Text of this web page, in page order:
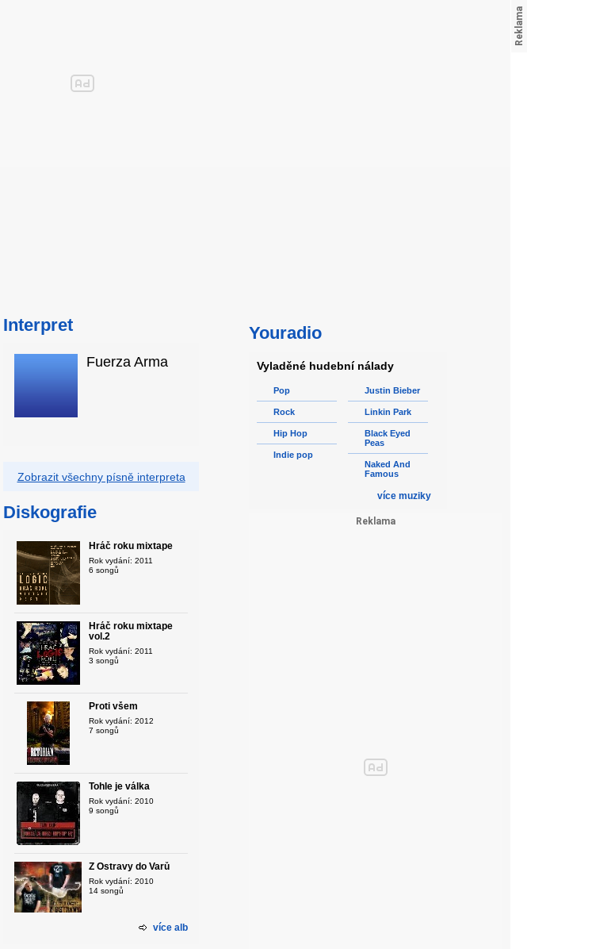
Interpret
Fuerza Arma
Zobrazit všechny písně interpreta
Diskografie
Hráč roku mixtape
Rok vydání: 2011
6 songů
Hráč roku mixtape
vol.2
Rok vydání: 2011
3 songů
Proti všem
Rok vydání: 2012
7 songů
Tohle je válka
Rok vydání: 2010
9 songů
Z Ostravy do Varů
Rok vydání: 2010
14 songů
více alb
Youradio
Vyladěné hudební nálady
Pop
Rock
Hip Hop
Indie pop
Justin Bieber
Linkin Park
Black Eyed
Peas
Naked And
Famous
více muziky